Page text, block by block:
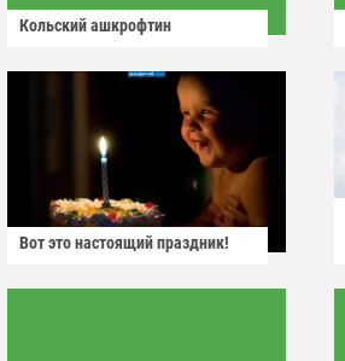
Кольский ашкрофтин
Вот это настоящий праздник!